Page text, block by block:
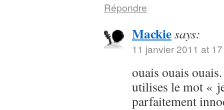
Répondre
Mackiesays:
11 janvier 2011 at
ouais ouais
utilises le mot «
parfaitement